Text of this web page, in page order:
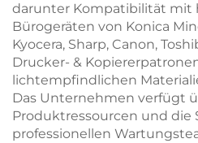
darunter Kompatibilität mit
Bürogeräten von Konica
Kyocera, Sharp, Canon,
Drucker- &
lichtempfindlichen
Das Unternehmen verfügt
Produktressourcen und die
professionellen